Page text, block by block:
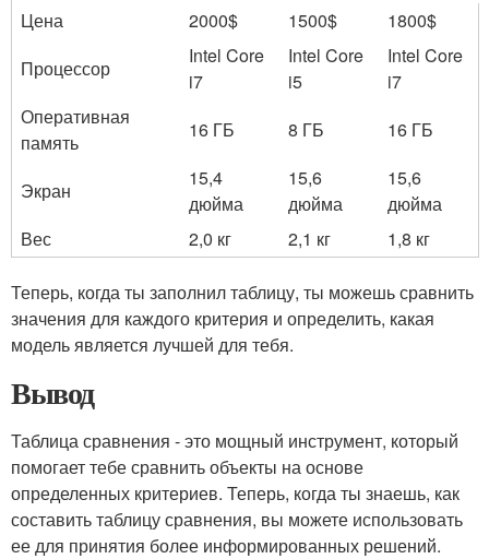
Цена
2000$ 1500$
1800$
Процессор
Intel Core
i7
Intel Core
i5
Intel Core
i7
Оперативная
память
16 ГБ 8 ГБ 16 ГБ
Экран
15,4
дюйма
15,6
дюйма
15,6
дюйма
Вес
2,0 кг 2,1 кг 1,8 кг
Теперь, когда ты заполнил таблицу, ты можешь сравнить
значения для каждого критерия и определить, какая
модель является лучшей для тебя.
Вывод
Таблица сравнения - это мощный инструмент, который
помогает тебе сравнить объекты на основе
определенных критериев. Теперь, когда ты знаешь, как
составить таблицу сравнения, вы можете использовать
ее для принятия более информированных решений.